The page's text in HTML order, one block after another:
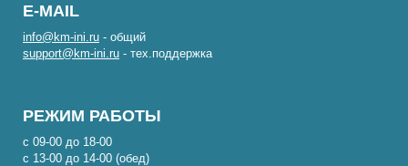
E-MAIL
info@km-ini.ru - общий
support@km-ini.ru - тех.поддержка
РЕЖИМ РАБОТЫ
с 09-00 до 18-00
с 13-00 до 14-00 (обед)